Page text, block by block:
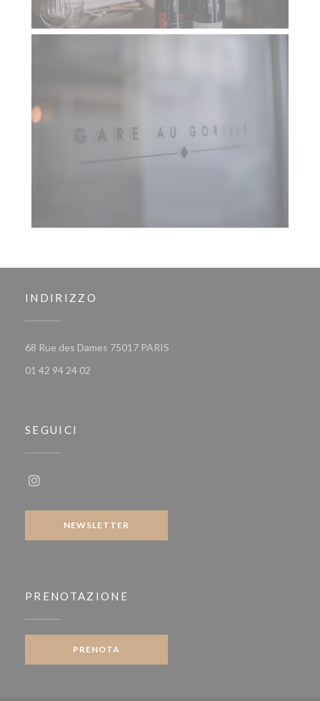
INDIRIZZO
68 Rue des Dames 75017 PARIS
01 42 94 24 02
SEGUICI
NEWSLETTER
PRENOTAZIONE
PRENOTA